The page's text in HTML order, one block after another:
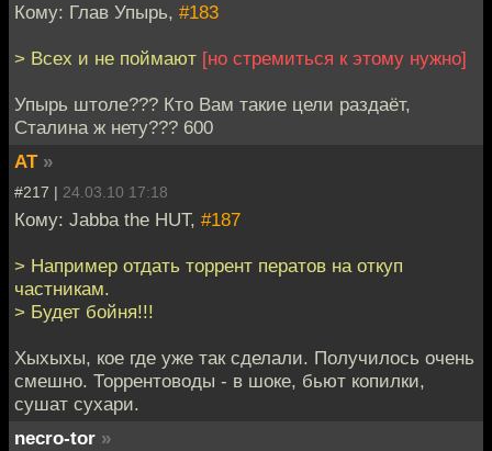
Кому: Глав Упырь, #183
> Всех и не поймают [но стремиться к этому нужно]
Упырь штоле??? Кто Вам такие цели раздаёт,
Сталина ж нету??? 600
AT »
#217 | 24.03.10 17:18
Кому: Jabba the HUT, #187
> Например отдать торрент ператов на откуп
частникам.
> Будет бойня!!!
Хыхыхы, кое где уже так сделали. Получилось очень
смешно. Торрентоводы - в шоке, бьют копилки,
сушат сухари.
necro-tor »